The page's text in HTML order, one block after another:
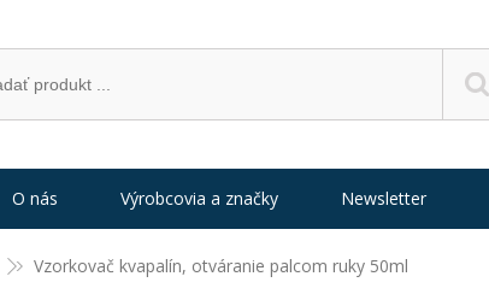
Vzorkovač kvapalín, otváranie palcom ruky 50ml
O nás Výrobcovia a značky Newsletter